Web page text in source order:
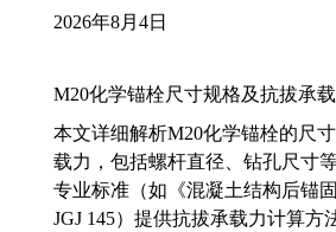
2026年8月4日
M20化学锚栓尺寸规格及抗拔承
本文详细解析M20化学锚栓的尺
载力，包括螺杆直径、钻孔尺寸
专业标准（如《混凝土结构后锚固
JGJ 145）提供抗拔承载力计算方